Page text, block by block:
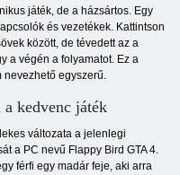
játék, de a házsártos. Egy
és vezetékek. Kattintson
között, de tévedett az a
a végén a folyamatot. Ez a
nevezhető egyszerű.
kedvenc játék
változata a jelenlegi
a PC nevű Flappy Bird GTA 4.
férfi egy madár feje, aki arra